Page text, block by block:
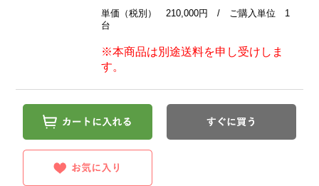
単価（税別） 210,000円 / ご購入単位 1
台
※本商品は別途送料を申し受けしま
す。